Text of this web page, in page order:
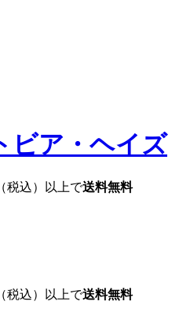
（税込）以上で送料無料
（税込）以上で送料無料